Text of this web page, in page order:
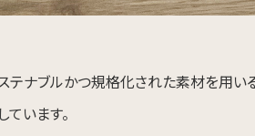
テナブルかつ規格化された素材を用
います。